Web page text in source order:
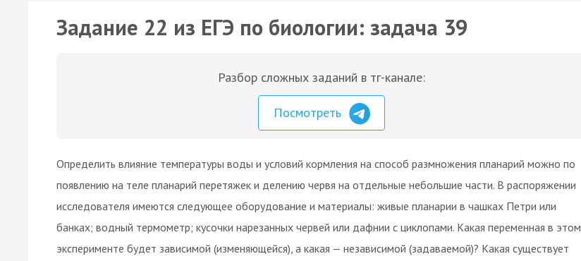
Задание 22 из ЕГЭ по биологии: задача 39
Разбор сложных заданий в тг-канале:
Посмотреть
Определить влияние температуры воды и условий кормления на способ размножения планарий можно по
появлению на теле планарий перетяжек и делению червя на отдельные небольшие части. В распоряжении
исследователя имеются следующее оборудование и материалы: живые планарии в чашках Петри или
банках; водный термометр; кусочки нарезанных червей или дафнии с циклопами. Какая переменная в этом
эксперименте будет зависимой (изменяющейся), а какая — независимой (задаваемой)? Какая существует